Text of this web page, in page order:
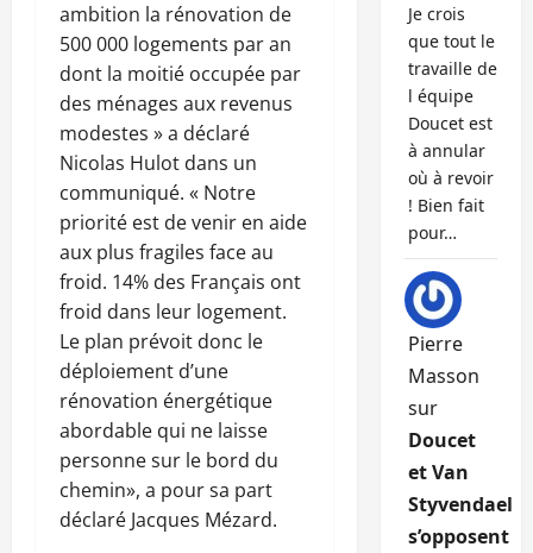
ambition la rénovation de
500 000 logements par an
dont la moitié occupée par
des ménages aux revenus
modestes » a déclaré
Nicolas Hulot dans un
communiqué. « Notre
priorité est de venir en aide
aux plus fragiles face au
froid. 14% des Français ont
froid dans leur logement.
Le plan prévoit donc le
déploiement d’une
rénovation énergétique
abordable qui ne laisse
personne sur le bord du
chemin», a pour sa part
déclaré Jacques Mézard.
Je crois
que tout le
travaille de
l équipe
Doucet est
à annular
où à revoir
! Bien fait
pour…
Pierre
Masson
sur
Doucet
et Van
Styvendael
s’opposent